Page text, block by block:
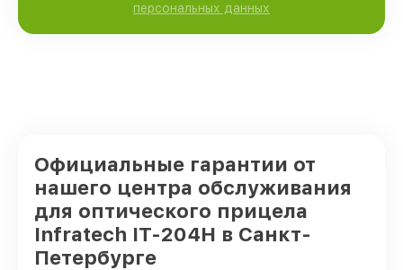
персональных данных
Официальные гарантии от
нашего центра обслуживания
для оптического прицела
Infratech IT-204H в Санкт-
Петербурге